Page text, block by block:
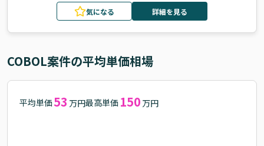
気になる 詳細を見る
COBOL案件の平均単価相場
平均単価53 万円最高単価 150 万円